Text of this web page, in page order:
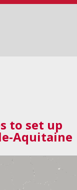
to set up
Aquitaine